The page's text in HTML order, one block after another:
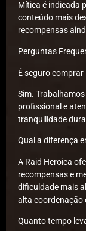
Mítica é indicada
conteúdo mais
recompensas
Perguntas
É seguro comprar
Sim.
profissional e
tranquilidade
Qual a diferença
A Raid Heroica
recompensas e
dificuldade mais
alta coordenação
Quanto tempo